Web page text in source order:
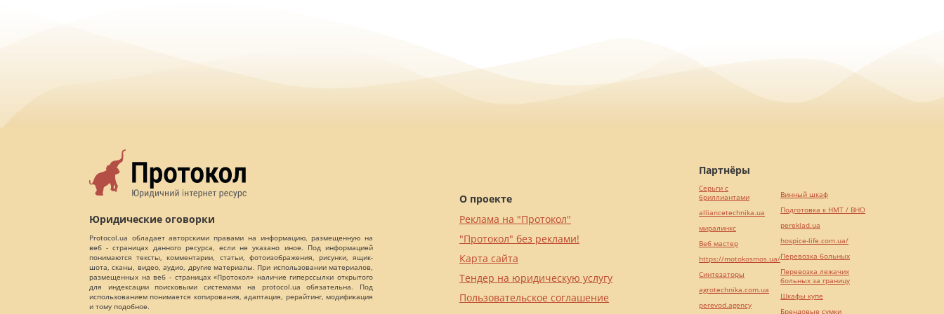
Юридические оговорки
Protocol.ua обладает авторскими правами на информацию, размещенную на
веб - страницах данного ресурса, если не указано иное. Под информацией
понимаются тексты, комментарии, статьи, фотоизображения, рисунки, ящик-
шота, сканы, видео, аудио, другие материалы. При использовании материалов,
размещенных на веб - страницах «Протокол» наличие гиперссылки открытого
для индексации поисковыми системами на protocol.ua обязательна. Под
использованием понимается копирования, адаптация, рерайтинг, модификация
и тому подобное.
О проекте
Реклама на "Протокол"
"Протокол" без реклами!
Карта сайта
Тендер на юридическую услугу
Пользовательское соглашение
Партнёры
Серьги с
бриллиантами
alliancetechnika.ua
миралинкс
Веб мастер
https://motokosmos.ua/
Синтезаторы
agrotechnika.com.ua
perevod.agency
Винный шкаф
Подготовка к НМТ / ВНО
pereklad.ua
hospice-life.com.ua/
Перевозка больных
Перевозка лежачих
больных за границу
Шкафы купе
Брендовые сумки